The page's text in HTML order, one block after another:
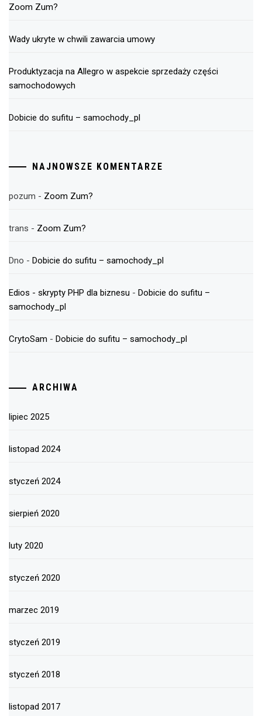
Zoom Zum?
Wady ukryte w chwili zawarcia umowy
Produktyzacja na Allegro w aspekcie sprzedaży części
samochodowych
Dobicie do sufitu – samochody_pl
NAJNOWSZE KOMENTARZE
pozum - Zoom Zum?
trans - Zoom Zum?
Dno - Dobicie do sufitu – samochody_pl
Edios - skrypty PHP dla biznesu - Dobicie do sufitu –
samochody_pl
CrytoSam - Dobicie do sufitu – samochody_pl
ARCHIWA
lipiec 2025
listopad 2024
styczeń 2024
sierpień 2020
luty 2020
styczeń 2020
marzec 2019
styczeń 2019
styczeń 2018
listopad 2017